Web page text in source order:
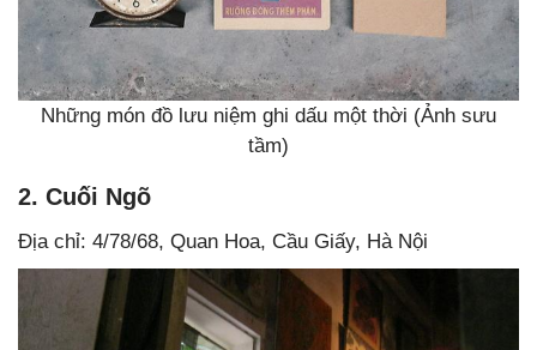
Những món đồ lưu niệm ghi dấu một thời (Ảnh sưu
tầm)
2. Cuối Ngõ
Địa chỉ: 4/78/68, Quan Hoa, Cầu Giấy, Hà Nội